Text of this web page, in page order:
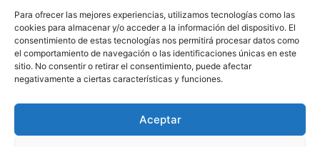
Para ofrecer las mejores experiencias, utilizamos tecnologías como las
cookies para almacenar y/o acceder a la información del dispositivo. El
consentimiento de estas tecnologías nos permitirá procesar datos como
el comportamiento de navegación o las identificaciones únicas en este
sitio. No consentir o retirar el consentimiento, puede afectar
negativamente a ciertas características y funciones.
Aceptar
Fuente:Libro «101 arroces del mundo con thermomix».
Fuente:Recetas para tu Thermomix
ANTERIOR SIGUIENTE